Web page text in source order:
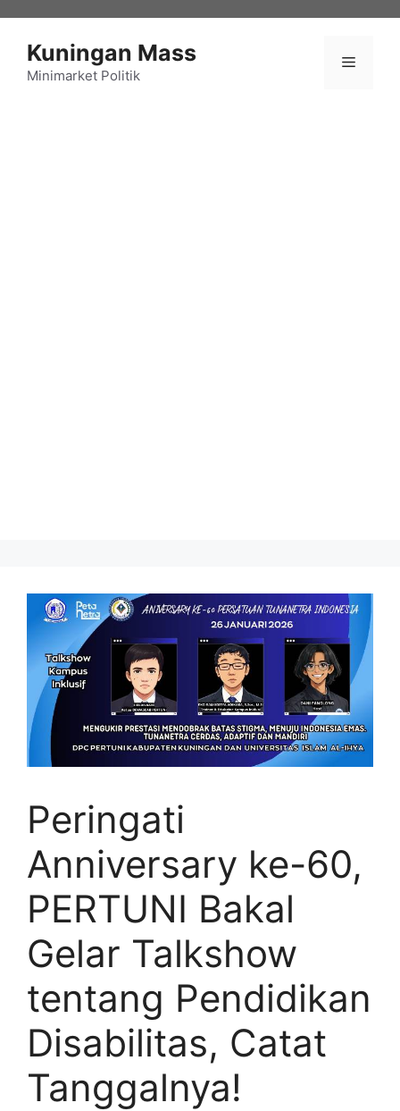
Kuningan Mass
Minimarket Politik
Menu
Peringati
Anniversary ke-60,
PERTUNI Bakal
Gelar Talkshow
tentang Pendidikan
Disabilitas, Catat
Tanggalnya!